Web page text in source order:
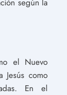
según la
el Nuevo
Jesús como
En el